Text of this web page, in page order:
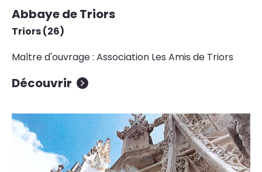
Abbaye de Triors
Triors (26)
Maître d'ouvrage : Association Les Amis de Triors
Découvrir